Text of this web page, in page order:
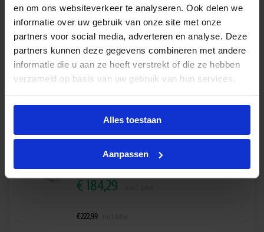
en om ons websiteverkeer te analyseren. Ook delen we
informatie over uw gebruik van onze site met onze
partners voor social media, adverteren en analyse. Deze
partners kunnen deze gegevens combineren met andere
informatie die u aan ze heeft verstrekt of die ze hebben
verzameld op basis van uw gebruik van hun services.
Alles toestaan
Aanpassen
zwart – multisensor
Levertijd 5-7 werkdagen
€ 179,71 excl. btw
€217,45 incl.btw
Frame square maxi LED opbouw 21W 1980lm
€184,29
€222,99